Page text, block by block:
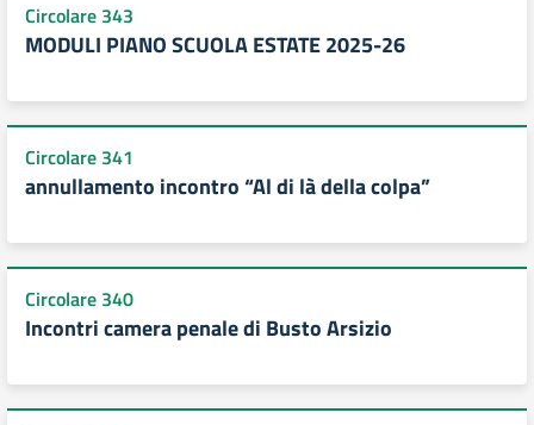
Circolare 343
MODULI PIANO SCUOLA ESTATE 2025-26
Circolare 341
annullamento incontro “Al di là della colpa”
Circolare 340
Incontri camera penale di Busto Arsizio